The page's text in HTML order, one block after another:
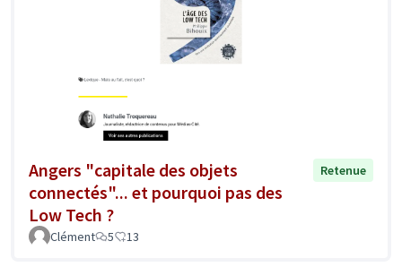
Angers "capitale des objets
connectés"... et pourquoi pas des
Low Tech ?
Retenue
Clément 5 13